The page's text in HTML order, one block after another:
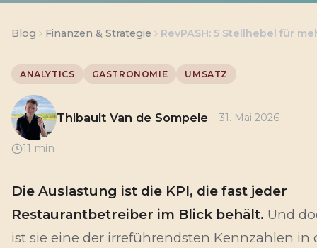
Blog Finanzen & Strategie
ANALYTICS GASTRONOMIE UMSATZ
Thibault Van de Sompele 31. Mai 2026
11 min
Die Auslastung ist die KPI, die fast jeder
Restaurantbetreiber im Blick behält. Und
ist sie eine der irreführendsten Kennzahlen in